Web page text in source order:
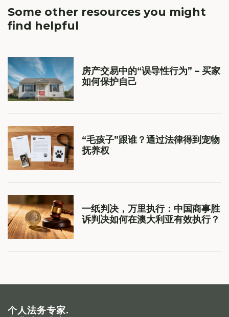
Some other resources you might
find helpful
房产交易中的“误导性行为” – 买家
如何保护自己
“毛孩子”跟谁？通过法律得到宠物
抚养权
一纸判决，万里执行：中国商事胜
诉判决如何在澳大利亚有效执行？
个人法务专家.